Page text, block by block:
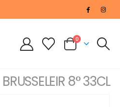
0
BRUSSELEIR 8° 33CL